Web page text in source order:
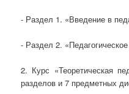
- Раздел 1. «Введение в
- Раздел 2.
2. Курс «Теоретическая
разделов и 7 предметных